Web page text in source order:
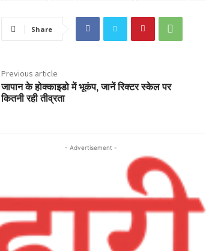
Share
Previous article
जापान के होक्काइडो में भूकंप, जानें रिक्टर स्केल पर
कितनी रही तीव्रता
- Advertisement -